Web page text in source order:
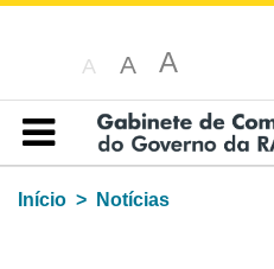
A A A
Índice
Início
Notícias